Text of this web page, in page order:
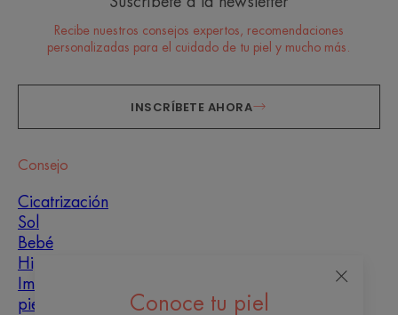
Conoce tu piel
Recibe nuestros consejos expertos, recomendaciones
personalizadas para el cuidado de tu piel y mucho más.
INSCRÍBETE AHORA
Consejo
Cicatrización
Sol
Bebé
Hiperqueratosis
Imperfecciones de la
piel